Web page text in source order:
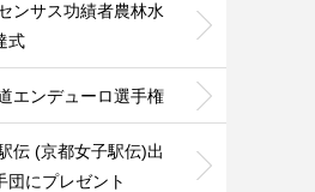
ンサス功績者農林水
式
エンデューロ選手権
伝 (京都女子駅伝)出
団にプレゼント